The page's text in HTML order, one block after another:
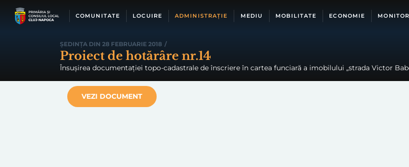
COMUNITATE LOCUIRE ADMINISTRAȚIE MEDIU MOBILITATE ECONOMIE
ȘEDINȚA DIN 28 FEBRUARIE 2018 /
Proiect de hotărâre nr.14
Însușirea documentației topo-cadastrale de înscriere în cartea funciară a imobilului „strada Victor
VEZI DOCUMENT